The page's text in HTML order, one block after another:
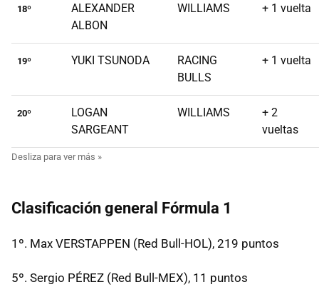
18º
ALEXANDER
ALBON
WILLIAMS + 1 vuelta
19º YUKI TSUNODA
RACING
BULLS
+ 1 vuelta
20º
LOGAN
SARGEANT
WILLIAMS
+ 2
vueltas
Clasificación general Fórmula 1
1º. Max VERSTAPPEN (Red Bull-HOL), 219 puntos
5º. Sergio PÉREZ (Red Bull-MEX), 11 puntos